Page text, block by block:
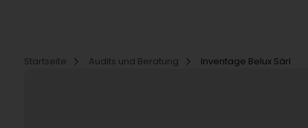
Startseite Audits und Beratung Inventage Belux Sàrl